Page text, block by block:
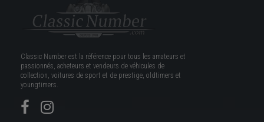
Classic Number est la référence pour tous les amateurs et
passionnés, acheteurs et vendeurs de véhicules de
collection, voitures de sport et de prestige, oldtimers et
youngtimers.